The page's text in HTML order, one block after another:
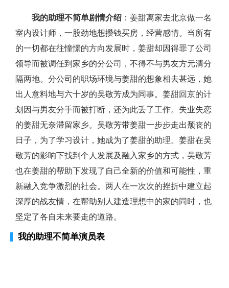
我的助理不简单剧情介绍 ：姜甜离家去北京做一名
室内设计师，一股劲地想攒钱买房，经营感情。当所有
的一切都在往憧憬的方向发展时，姜甜却因得罪了公司
领导而被调任到家乡的分公司，不得不与男友方元清分
隔两地。分公司的职场环境与姜甜的想象相去甚远，她
出人意料地与六十岁的吴敬芳成为同事。姜甜回京的计
划因与男友分手而被打断，还为此丢了工作。失业失恋
的姜甜无奈滞留家乡。吴敬芳带姜甜一步步走出颓丧的
日子，为了学习设计，她成为了姜甜的助理。姜甜在吴
敬芳的影响下找到个人发展及融入家乡的方式，吴敬芳
也在姜甜的帮助下发现了自己全新的价值和可能性，重
新融入竞争激烈的社会。两人在一次次的挫折中建立起
深厚的战友情，在帮助别人建造理想中的家的同时，也
坚定了各自未来要走的道路。
我的助理不简单演员表